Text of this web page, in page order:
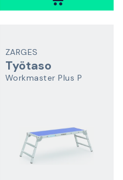
ZARGES
Työtaso
Workmaster Plus P